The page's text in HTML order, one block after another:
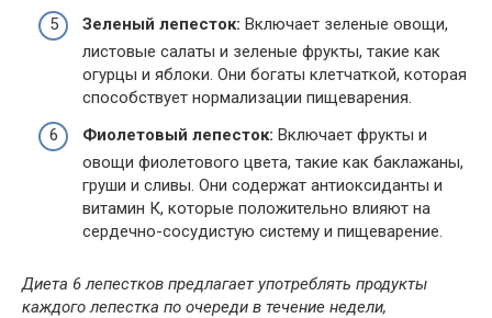
Зеленый лепесток: Включает зеленые овощи,
листовые салаты и зеленые фрукты, такие как
огурцы и яблоки. Они богаты клетчаткой, которая
способствует нормализации пищеварения.
Фиолетовый лепесток: Включает фрукты и
овощи фиолетового цвета, такие как баклажаны,
груши и сливы. Они содержат антиоксиданты и
витамин К, которые положительно влияют на
сердечно-сосудистую систему и пищеварение.
Диета 6 лепестков предлагает употреблять продукты
каждого лепестка по очереди в течение недели,